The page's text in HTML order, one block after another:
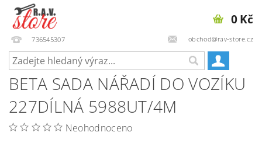
736545307 obchod@rav-store.cz
0 Kč
BETA SADA NÁŘADÍ DO VOZÍKU
227DÍLNÁ 5988UT/4M
Neohodnoceno